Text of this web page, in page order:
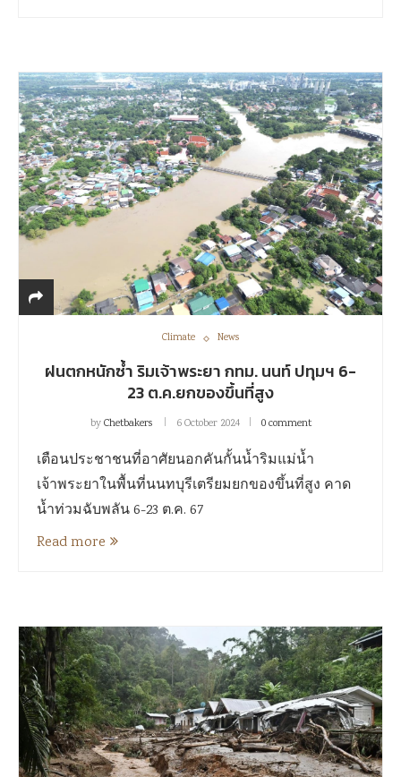
Climate News
ฝนตกหนักซ้ำ ริมเจ้าพระยา กทม. นนท์ ปทุมฯ 6-
23 ต.ค.ยกของขึ้นที่สูง
byChetbakers 6 October 2024 0 comment
เตือนประชาชนที่อาศัยนอกคันกั้นน้ำริมแม่น้ำ
เจ้าพระยาในพื้นที่นนทบุรีเตรียมยกของขึ้นที่สูง คาด
น้ำท่วมฉับพลัน 6-23 ต.ค. 67
Read more